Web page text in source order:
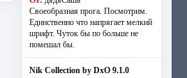
Своеобразная прога. Посмотрим.
Единственно что напрягает мелкий
шрифт. Чуток бы по больше не
помешал бы.
Nik Collection by DxO 9.1.0